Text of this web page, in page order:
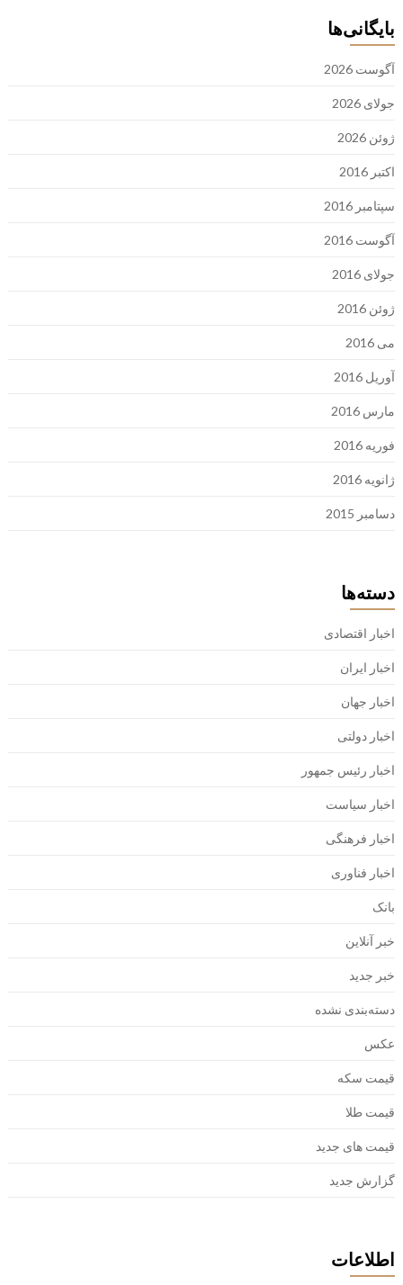
بایگانی‌ها
آگوست 2026
جولای 2026
ژوئن 2026
اکتبر 2016
سپتامبر 2016
آگوست 2016
جولای 2016
ژوئن 2016
می 2016
آوریل 2016
مارس 2016
فوریه 2016
ژانویه 2016
دسامبر 2015
دسته‌ها
اخبار اقتصادی
اخبار ایران
اخبار جهان
اخبار دولتی
اخبار رئیس جمهور
اخبار سیاست
اخبار فرهنگی
اخبار فناوری
بانک
خبر آنلاین
خبر جدید
دسته‌بندی نشده
عکس
قیمت سکه
قیمت طلا
قیمت های جدید
گزارش جدید
اطلاعات